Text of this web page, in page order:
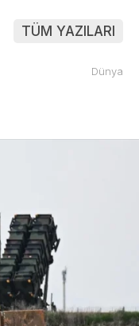
TÜM YAZILARI
Dünya